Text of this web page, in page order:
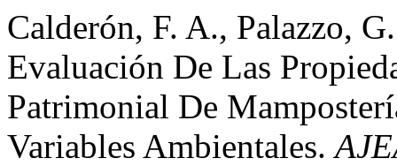
Calderón, F. A., Palazzo,
Evaluación De Las
Patrimonial De
Variables Ambientales.